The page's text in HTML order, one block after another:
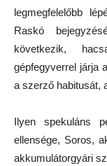
legmegfelelőbb
Raskó
következik,
gépfegyverrel járja
a szerző habitusát,
Ilyen spekuláns
ellensége, Soros,
akkumulátorgyári